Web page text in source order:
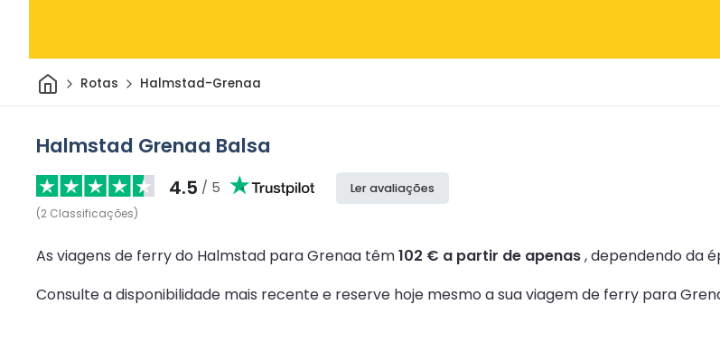
CasaRotas Halmstad-Grenaa
Halmstad Grenaa Balsa
4.5 / 5
(2 Classificações)
Ler avaliações
As viagens de ferry do Halmstad para Grenaa têm102 € a partir de apenas, dependendo da
Consulte a disponibilidade mais recente e reserve hoje mesmo a sua viagem de ferry para